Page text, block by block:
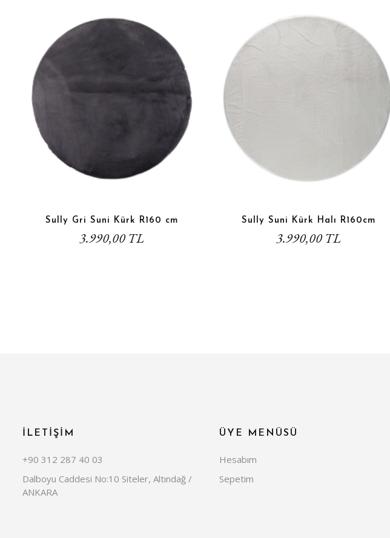
Sully Gri Suni Kürk R160 cm
3.990,00 TL
Sully Suni Kürk Halı R160cm
3.990,00 TL
İLETİŞİM
+90 312 287 40 03
Dalboyu Caddesi No:10 Siteler, Altındağ /
ANKARA
ÜYE MENÜSÜ
Hesabım
Sepetim